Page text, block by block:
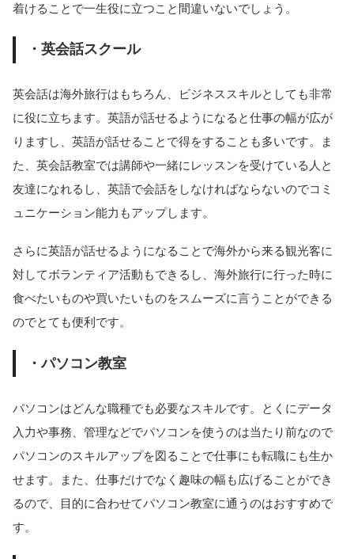
着けることで一生役に立つこと間違いないでしょう。
・英会話スクール
英会話は海外旅行はもちろん、ビジネススキルとしても非常
に役に立ちます。英語が話せるようになると仕事の幅が広が
りますし、英語が話せることで得をすることも多いです。ま
た、英会話教室では講師や一緒にレッスンを受けている人と
友達になれるし、英語で会話をしなければならないのでコミ
ュニケーション能力もアップします。
さらに英語が話せるようになることで海外から来る観光客に
対してボランティア活動もできるし、海外旅行に行った時に
食べたいものや買いたいものをスムーズに言うことができる
のでとても便利です。
・パソコン教室
パソコンはどんな職種でも必要なスキルです。とくにデータ
入力や事務、管理などでパソコンを使うのは当たり前なので
パソコンのスキルアップを図ることで仕事にも転職にも生か
せます。また、仕事だけでなく趣味の幅も広げることができ
るので、目的に合わせてパソコン教室に通うのはおすすめで
す。